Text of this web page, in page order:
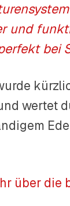
und
bei
wertet
über die